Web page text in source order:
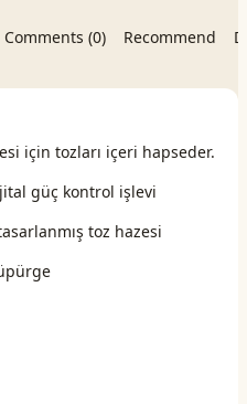
Comments (0) Recommend
için tozları içeri hapseder.
güç kontrol işlevi
toz hazesi